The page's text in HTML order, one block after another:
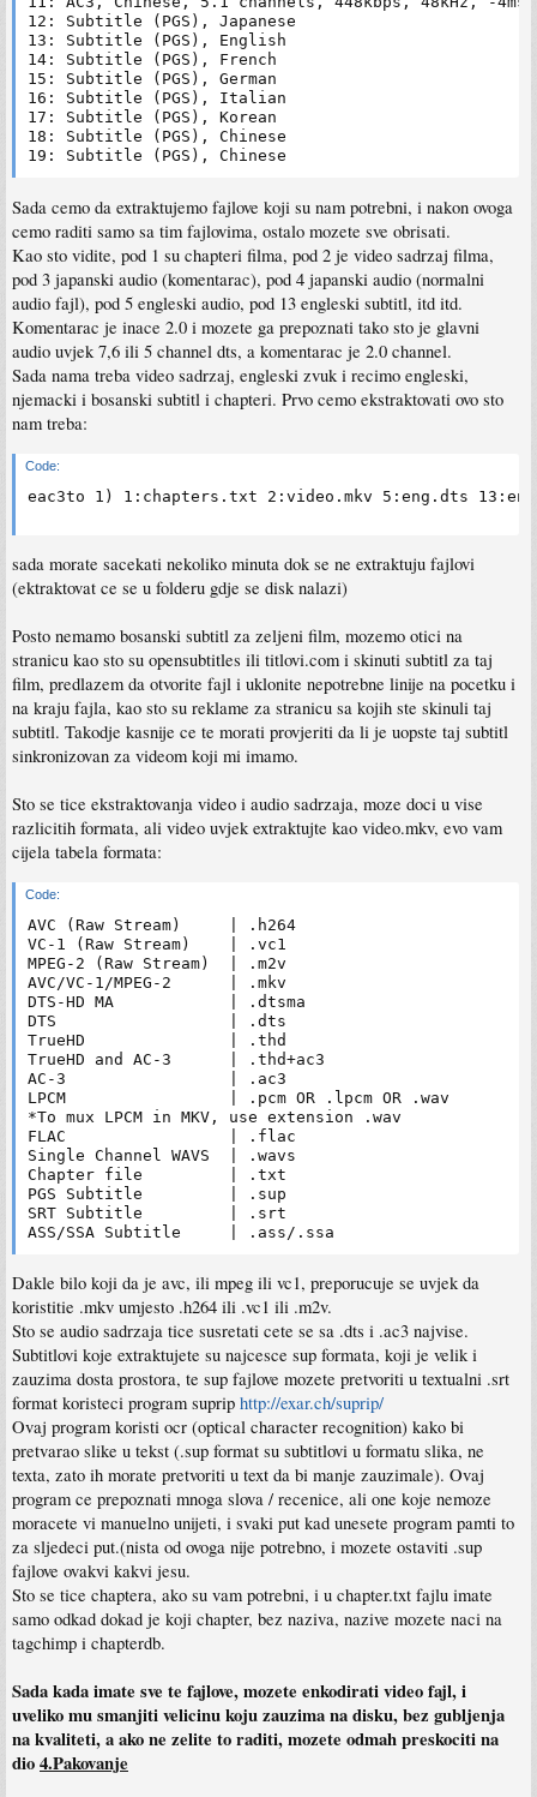
12: Subtitle (PGS), Japanese
13: Subtitle (PGS), English
14: Subtitle (PGS), French
15: Subtitle (PGS), German
16: Subtitle (PGS), Italian
17: Subtitle (PGS), Korean
18: Subtitle (PGS), Chinese
19: Subtitle (PGS), Chinese
Sada cemo da extraktujemo fajlove koji su nam potrebni, i nakon ovoga
cemo raditi samo sa tim fajlovima, ostalo mozete sve obrisati.
Kao sto vidite, pod 1 su chapteri filma, pod 2 je video sadrzaj filma,
pod 3 japanski audio (komentarac), pod 4 japanski audio (normalni
audio fajl), pod 5 engleski audio, pod 13 engleski subtitl, itd itd.
Komentarac je inace 2.0 i mozete ga prepoznati tako sto je glavni
audio uvjek 7,6 ili 5 channel dts, a komentarac je 2.0 channel.
Sada nama treba video sadrzaj, engleski zvuk i recimo engleski,
njemacki i bosanski subtitl i chapteri. Prvo cemo ekstraktovati ovo sto
nam treba:
Code:
eac3to 1) 1:chapters.txt 2:video.mkv 5:eng.dts
sada morate sacekati nekoliko minuta dok se ne extraktuju fajlovi
(ektraktovat ce se u folderu gdje se disk nalazi)
Posto nemamo bosanski subtitl za zeljeni film, mozemo otici na
stranicu kao sto su opensubtitles ili titlovi.com i skinuti subtitl za taj
film, predlazem da otvorite fajl i uklonite nepotrebne linije na pocetku i
na kraju fajla, kao sto su reklame za stranicu sa kojih ste skinuli taj
subtitl. Takodje kasnije ce te morati provjeriti da li je uopste taj subtitl
sinkronizovan za videom koji mi imamo.
Sto se tice ekstraktovanja video i audio sadrzaja, moze doci u vise
razlicitih formata, ali video uvjek extraktujte kao video.mkv, evo vam
cijela tabela formata:
Code:
AVC (Raw Stream)     | .h264
VC-1 (Raw Stream)    | .vc1
MPEG-2 (Raw Stream)  | .m2v
AVC/VC-1/MPEG-2      | .mkv
DTS-HD MA            | .dtsma
DTS                  | .dts
TrueHD               | .thd
TrueHD and AC-3      | .thd+ac3
AC-3                 | .ac3
LPCM                 | .pcm OR .lpcm OR .wav
*To mux LPCM in MKV, use extension .wav
FLAC                 | .flac
Single Channel WAVS  | .wavs
Chapter file         | .txt
PGS Subtitle         | .sup
SRT Subtitle         | .srt
Dakle bilo koji da je avc, ili mpeg ili vc1, preporucuje se uvjek da
koristitie .mkv umjesto .h264 ili .vc1 ili .m2v.
Sto se audio sadrzaja tice susretati cete se sa .dts i .ac3 najvise.
Subtitlovi koje extraktujete su najcesce sup formata, koji je velik i
zauzima dosta prostora, te sup fajlove mozete pretvoriti u textualni .srt
format koristeci program suprip http://exar.ch/suprip/
Ovaj program koristi ocr (optical character recognition) kako bi
pretvarao slike u tekst (.sup format su subtitlovi u formatu slika, ne
texta, zato ih morate pretvoriti u text da bi manje zauzimale). Ovaj
program ce prepoznati mnoga slova / recenice, ali one koje nemoze
moracete vi manuelno unijeti, i svaki put kad unesete program pamti to
za sljedeci put.(nista od ovoga nije potrebno, i mozete ostaviti .sup
fajlove ovakvi kakvi jesu.
Sto se tice chaptera, ako su vam potrebni, i u chapter.txt fajlu imate
samo odkad dokad je koji chapter, bez naziva, nazive mozete naci na
tagchimp i chapterdb.
Sada kada imate sve te fajlove, mozete enkodirati video fajl, i
uveliko mu smanjiti velicinu koju zauzima na disku, bez gubljenja
na kvaliteti, a ako ne zelite to raditi, mozete odmah preskociti na
dio4.Pakovanje